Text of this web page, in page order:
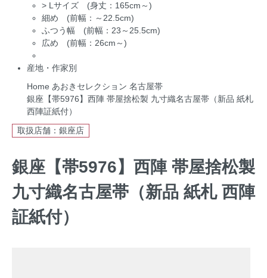
> Lサイズ (身丈：165cm～)
細め (前幅：～22.5cm)
ふつう幅 (前幅：23～25.5cm)
広め (前幅：26cm～)
産地・作家別
Home あおきセレクション 名古屋帯
銀座【帯5976】西陣 帯屋捨松製 九寸織名古屋帯（新品 紙札
西陣証紙付）
取扱店舗：銀座店
銀座【帯5976】西陣 帯屋捨松製
九寸織名古屋帯（新品 紙札 西陣
証紙付）